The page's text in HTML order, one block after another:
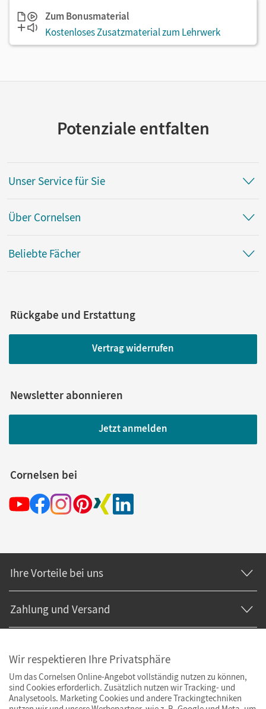
Zum Bonusmaterial
Kostenloses Zusatzmaterial zum Lehrwerk
Potenziale entfalten
Unser Service für Sie
Über Cornelsen
Beliebte Fächer
Rückgabe und Erstattung
Vertrag widerrufen
Newsletter abonnieren
Jetzt anmelden
Cornelsen bei
Ihre Vorteile bei uns
Zahlung und Versand
Wir respektieren Ihre Privatsphäre
Um das Cornelsen Online-Angebot vollständig nutzen zu können,
sind Cookies erforderlich. Zusätzlich nutzen wir Tracking- und
Analysetools. Marketing Cookies und andere Trackingtechniken